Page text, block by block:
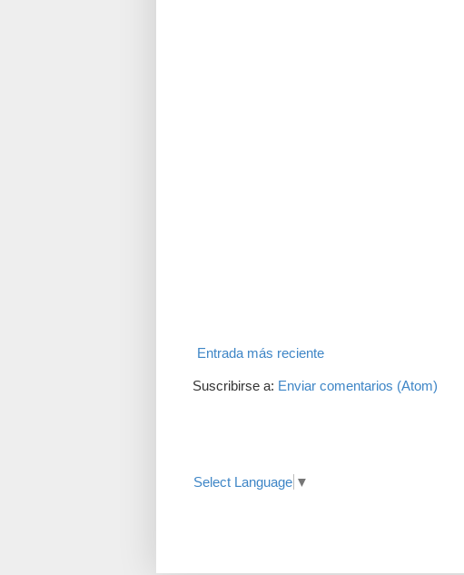
Entrada más reciente
Suscribirse a: Enviar comentarios (Atom)
Select Language ▼